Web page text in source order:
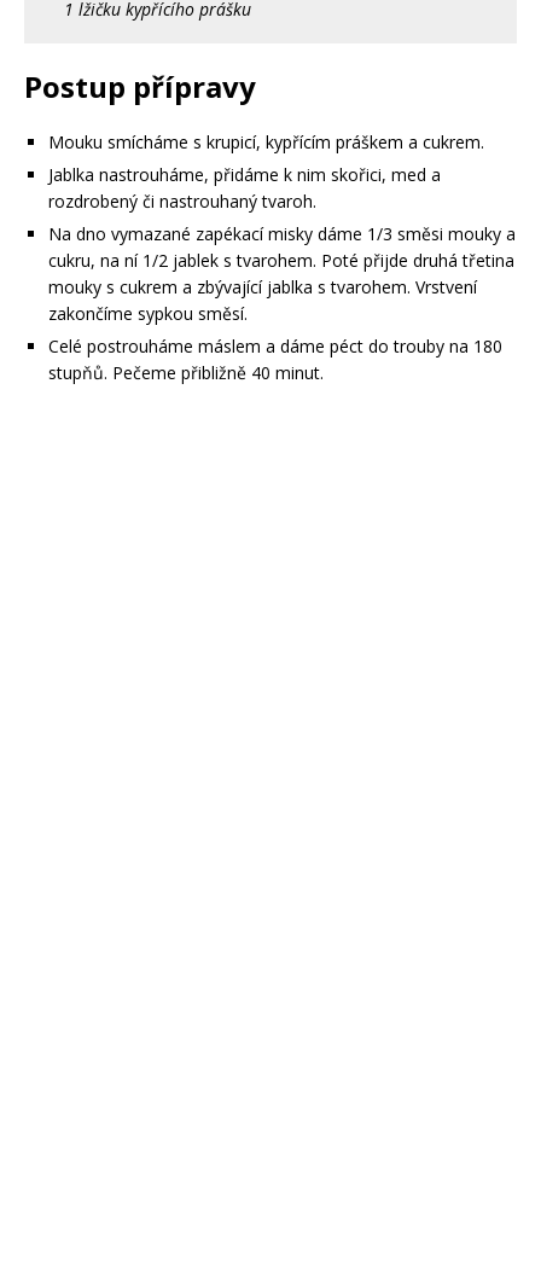
1 lžičku kypřícího prášku
Postup přípravy
Mouku smícháme s krupicí, kypřícím práškem a cukrem.
Jablka nastrouháme, přidáme k nim skořici, med a
rozdrobený či nastrouhaný tvaroh.
Na dno vymazané zapékací misky dáme 1/3 směsi mouky a
cukru, na ní 1/2 jablek s tvarohem. Poté přijde druhá třetina
mouky s cukrem a zbývající jablka s tvarohem. Vrstvení
zakončíme sypkou směsí.
Celé postrouháme máslem a dáme péct do trouby na 180
stupňů. Pečeme přibližně 40 minut.